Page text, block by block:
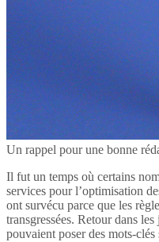
Un rappel pour une bonne
Il fut un temps où certains
services pour l’optimisation
ont survécu parce que les
transgressées. Retour dans
pouvaient poser des mots-